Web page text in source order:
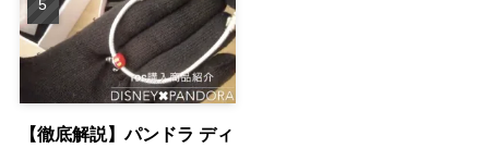
【徹底解説】パンドラ ディ